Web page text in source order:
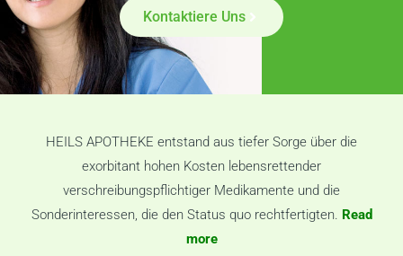
Kontaktiere Uns
HEILS APOTHEKE entstand aus tiefer Sorge über die
exorbitant hohen Kosten lebensrettender
verschreibungspflichtiger Medikamente und die
Sonderinteressen, die den Status quo rechtfertigten. Read
more